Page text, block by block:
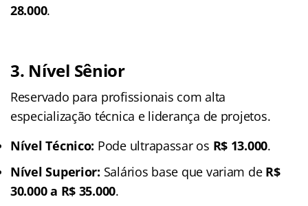
28.000.
3. Nível Sênior
Reservado para profissionais com alta
especialização técnica e liderança de projetos.
Nível Técnico: Pode ultrapassar os R$ 13.000.
Nível Superior: Salários base que variam de R$
30.000 a R$ 35.000.